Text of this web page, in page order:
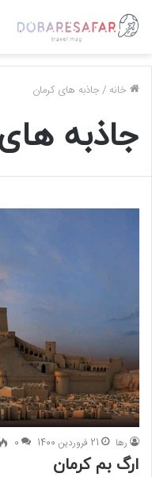
خانه /جاذبه های کرمان
جاذبه
رها 21 فروردین 1400 0
ارگ بم کرمان